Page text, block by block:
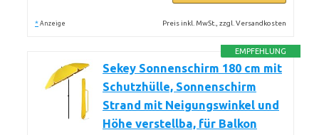
* Anzeige Preis inkl. MwSt., zzgl. Versandkosten
EMPFEHLUNG
Sekey Sonnenschirm 180 cm mit
Schutzhülle, Sonnenschirm
Strand mit Neigungswinkel und
Höhe verstellba, für Balkon